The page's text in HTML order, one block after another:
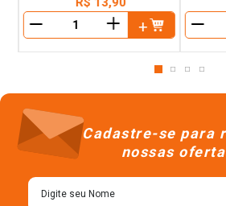
＋
Cadastre-se para
nossas